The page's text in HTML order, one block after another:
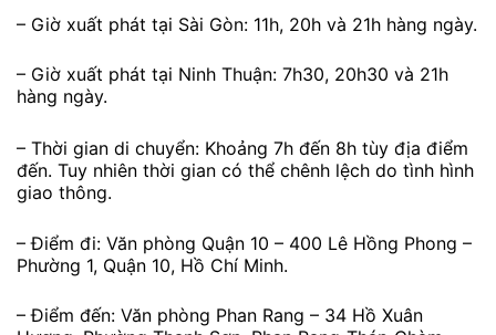
– Giờ xuất phát tại Sài Gòn: 11h, 20h và 21h hàng ngày.
– Giờ xuất phát tại Ninh Thuận: 7h30, 20h30 và 21h
hàng ngày.
– Thời gian di chuyển: Khoảng 7h đến 8h tùy địa điểm
đến. Tuy nhiên thời gian có thể chênh lệch do tình hình
giao thông.
– Điểm đi: Văn phòng Quận 10 – 400 Lê Hồng Phong –
Phường 1, Quận 10, Hồ Chí Minh.
– Điểm đến: Văn phòng Phan Rang – 34 Hồ Xuân